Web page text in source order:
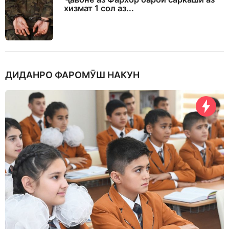
хизмат 1 сол аз...
ДИДАНРО ФАРОМӮШ НАКУН